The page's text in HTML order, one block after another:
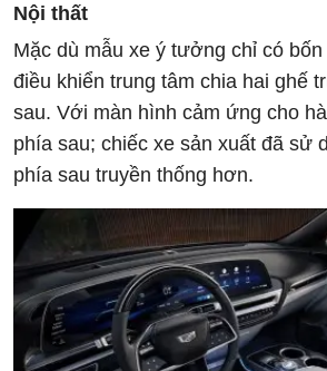
Nội thất
Mặc dù mẫu xe ý tưởng chỉ có
điều khiển trung tâm chia hai ghế
sau. Với màn hình cảm ứng cho
phía sau; chiếc xe sản xuất đã sử
phía sau truyền thống hơn.